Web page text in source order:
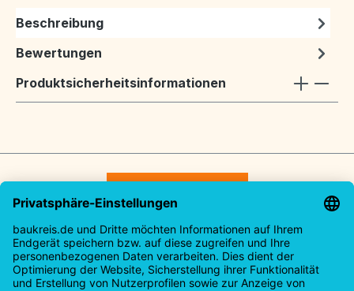
Beschreibung
Bewertungen
Produktsicherheitsinformationen
Service-Hotline
Rechtliches